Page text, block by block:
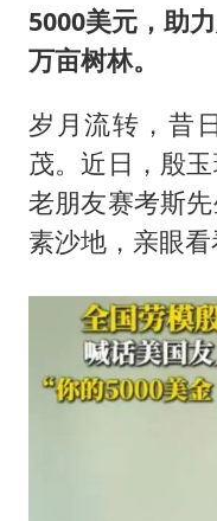
5000美元，助
万亩树林。
岁月流转，昔
茂。近日，殷
老朋友赛考斯
素沙地，亲眼